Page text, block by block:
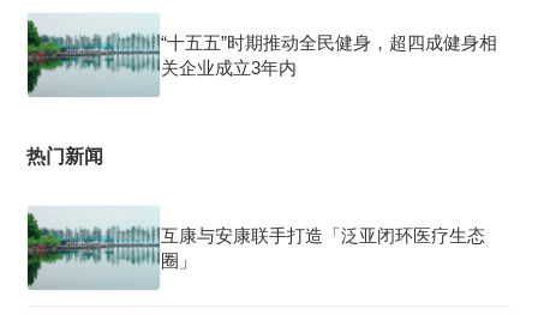
“十五五”时期推动全民健身，超四成健身相
关企业成立3年内
热门新闻
互康与安康联手打造「泛亚闭环医疗生态
圈」